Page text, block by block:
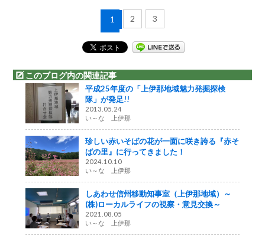
1 2 3
このブログ内の関連記事
平成25年度の「上伊那地域魅力発掘探検
隊」が発足!!
2013.05.24
い～な 上伊那
珍しい赤いそばの花が一面に咲き誇る『赤そ
ばの里』に行ってきました！
2024.10.10
い～な 上伊那
しあわせ信州移動知事室（上伊那地域）～
(株)ローカルライフの視察・意見交換～
2021.08.05
い～な 上伊那